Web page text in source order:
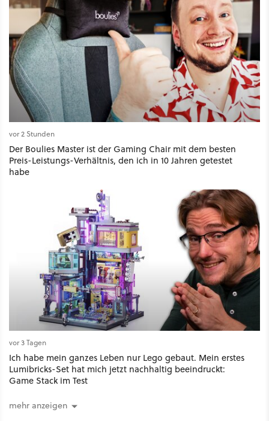
vor 2 Stunden
Der Boulies Master ist der Gaming Chair mit dem besten
Preis-Leistungs-Verhältnis, den ich in 10 Jahren getestet
habe
vor 3 Tagen
Ich habe mein ganzes Leben nur Lego gebaut. Mein erstes
Lumibricks-Set hat mich jetzt nachhaltig beeindruckt:
Game Stack im Test
mehr anzeigen